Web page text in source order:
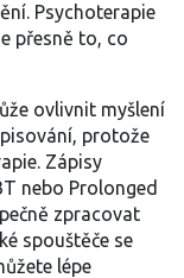
Psychoterapie
přesně to, co
ovlivnit myšlení
protože
Zápisy
nebo Prolonged
zpracovat
spouštěče se
lépe